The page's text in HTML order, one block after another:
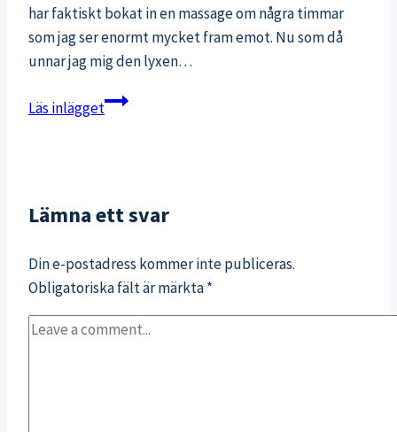
har faktiskt bokat in en massage om några timmar
som jag ser enormt mycket fram emot. Nu som då
unnar jag mig den lyxen…
Läs inläggetSlipp
guide
rätt
träning
&
bra
Lämna ett svar
Din e-postadress kommer inte publiceras.
Obligatoriska fält är märkta*